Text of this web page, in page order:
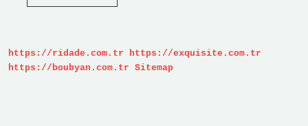
?
https://ridade.com.tr
https://exquisite.com.tr
https://boubyan.com.tr Sitemap